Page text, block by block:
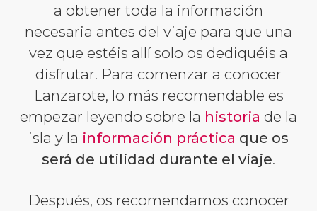
a obtener toda la información
necesaria antes del viaje para que una
vez que estéis allí solo os dediquéis a
disfrutar. Para comenzar a conocer
Lanzarote, lo más recomendable es
empezar leyendo sobre la historia de la
isla y la información práctica que os
será de utilidad durante el viaje.
Después, os recomendamos conocer